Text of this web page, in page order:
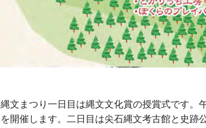
縄文まつり一日目は縄文文化賞の授賞式です。
を開催します。二日目は尖石縄文考古館と史跡